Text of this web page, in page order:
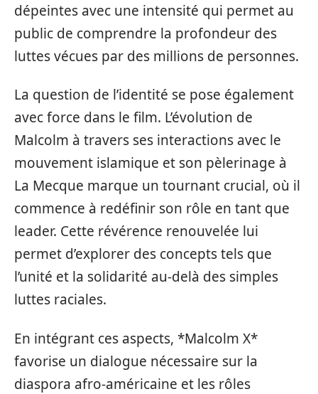
dépeintes avec une intensité qui permet au
public de comprendre la profondeur des
luttes vécues par des millions de personnes.
La question de l’identité se pose également
avec force dans le film. L’évolution de
Malcolm à travers ses interactions avec le
mouvement islamique et son pèlerinage à
La Mecque marque un tournant crucial, où il
commence à redéfinir son rôle en tant que
leader. Cette révérence renouvelée lui
permet d’explorer des concepts tels que
l’unité et la solidarité au-delà des simples
luttes raciales.
En intégrant ces aspects, *Malcolm X*
favorise un dialogue nécessaire sur la
diaspora afro-américaine et les rôles